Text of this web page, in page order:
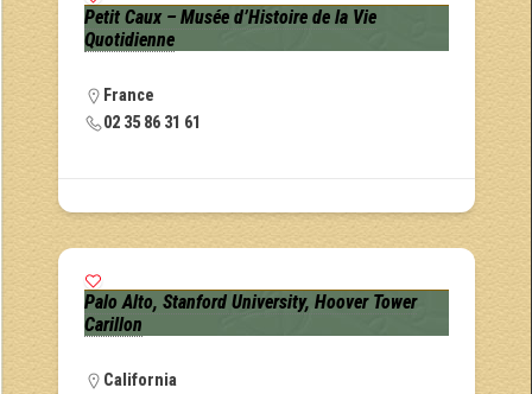
Petit Caux – Musée d’Histoire de la Vie
Quotidienne
France
02 35 86 31 61
Palo Alto, Stanford University, Hoover Tower
Carillon
California